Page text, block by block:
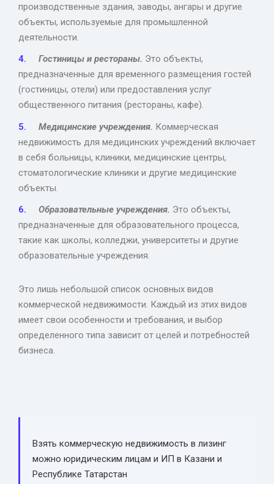
производственные здания, заводы, ангары и другие
объекты, используемые для промышленной
деятельности.
Гостиницы и рестораны. Это объекты,
предназначенные для временного размещения гостей
(гостиницы, отели) или предоставления услуг
общественного питания (рестораны, кафе).
Медицинские учреждения. Коммерческая
недвижимость для медицинских учреждений включает
в себя больницы, клиники, медицинские центры,
стоматологические клиники и другие медицинские
объекты.
Образовательные учреждения. Это объекты,
предназначенные для образовательного процесса,
такие как школы, колледжи, университеты и другие
образовательные учреждения.
Это лишь небольшой список основных видов
коммерческой недвижимости. Каждый из этих видов
имеет свои особенности и требования, и выбор
определенного типа зависит от целей и потребностей
бизнеса.
Взять коммерческую недвижимость в лизинг
можно юридическим лицам и ИП в Казани и
Республике Татарстан